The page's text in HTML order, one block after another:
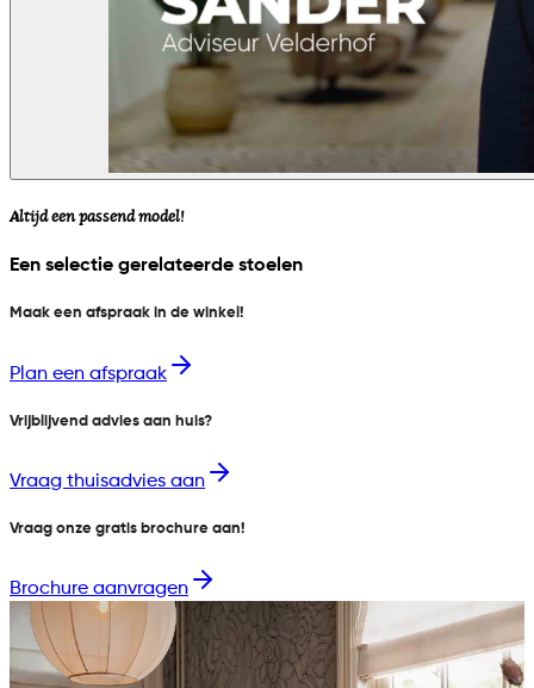
Altijd een passend model!
Een selectie gerelateerde stoelen
Maak een afspraak in de winkel!
Plan een afspraak
Vrijblijvend advies aan huis?
Vraag thuisadvies aan
Vraag onze gratis brochure aan!
Brochure aanvragen